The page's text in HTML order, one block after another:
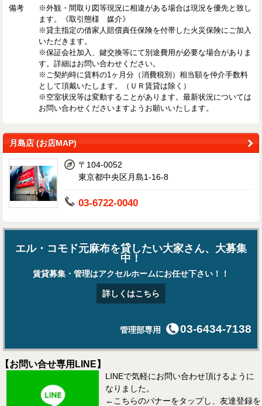
備考
※外観・間取り図等現況に相違がある場合は現況を優先と致し
ます。《取引態様 媒介》
※貸主指定の借家人賠償責任保険を付帯した火災保険にご加入
いただきます。
※保証会社加入、鍵交換等にて別途費用が必要な場合がありま
す。詳細はお問い合わせください。
※ご契約時に賃料の1ヶ月分（消費税別）相当額を仲介手数料
として頂戴いたします。（ＵＲ賃貸は除く）
※空室状況等は変動することがあります。最新状況については
お問い合わせくださいますようお願いいたします。
月島店 (お店MAP)
〒104-0052
東京都中央区月島1-16-8
03-6722-0040
エル・コモド元麻布を貸したい大家さん、大募集
中！
賃貸募集・管理はアクセルホームにお任せ下さい！！
詳しくはこちら
管理部専用 03-6434-7138
【お問い合せ専用LINE】
LINEで気軽にお問い合わせ頂けるように
なりました。
←こちらのバナーをタップし、友達登録を